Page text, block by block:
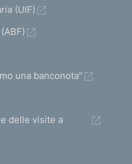
(UIF)
una banconota"
delle visite a